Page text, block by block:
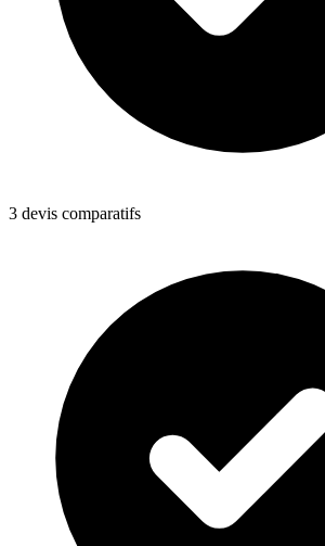
3 devis comparatifs